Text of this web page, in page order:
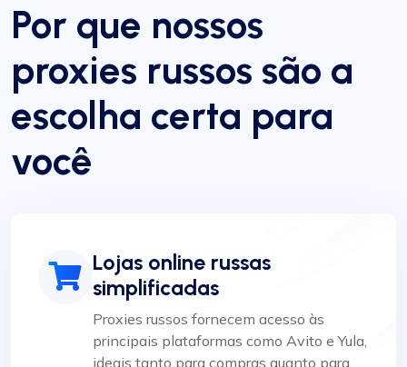
Por que nossos
proxies russos são a
escolha certa para
você
Lojas online russas
simplificadas
Proxies russos fornecem acesso às
principais plataformas como Avito e Yula,
ideais tanto para compras quanto para